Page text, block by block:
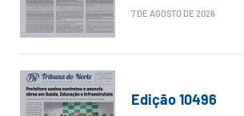
7 DE AGOSTO DE 2026
Edição 10496